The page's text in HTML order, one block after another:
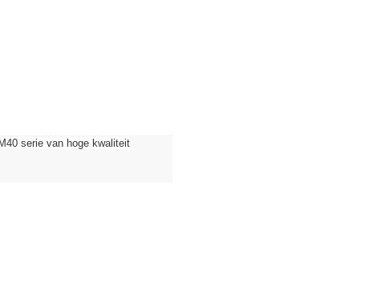
serie van hoge kwaliteit